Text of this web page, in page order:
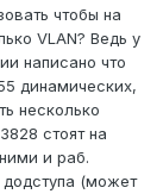
чтобы на
VLAN? Ведь у
написано что
динамических,
несколько
стоят на
и раб.
додступа (может